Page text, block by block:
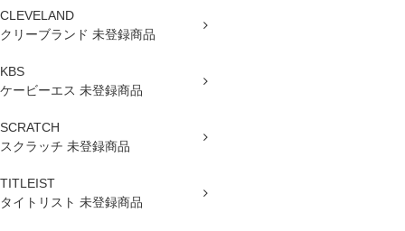
CLEVELAND
クリーブランド 未登録商品
KBS
ケービーエス 未登録商品
SCRATCH
スクラッチ 未登録商品
TITLEIST
タイトリスト 未登録商品